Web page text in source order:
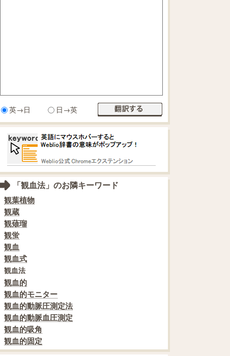
英→日 日→英
「観血法」のお隣キーワード
観葉植物
観蔵
観薙瑠
観蛍
観血
観血式
観血法
観血的
観血的モニター
観血的動脈圧測定法
観血的動脈血圧測定
観血的吸角
観血的固定